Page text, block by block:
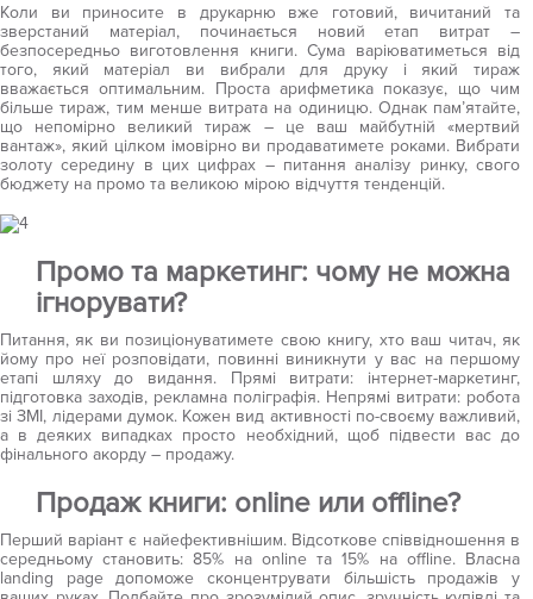
Коли ви приносите в друкарню вже готовий, вичитаний та
зверстаний матеріал, починається новий етап витрат –
безпосередньо виготовлення книги. Сума варіюватиметься від
того, який матеріал ви вибрали для друку і який тираж
вважається оптимальним. Проста арифметика показує, що чим
більше тираж, тим менше витрата на одиницю. Однак пам’ятайте,
що непомірно великий тираж – це ваш майбутній «мертвий
вантаж», який цілком імовірно ви продаватимете роками. Вибрати
золоту середину в цих цифрах – питання аналізу ринку, свого
бюджету на промо та великою мірою відчуття тенденцій.
Промо та маркетинг: чому не можна
ігнорувати?
Питання, як ви позиціонуватимете свою книгу, хто ваш читач, як
йому про неї розповідати, повинні виникнути у вас на першому
етапі шляху до видання. Прямі витрати: інтернет-маркетинг,
підготовка заходів, рекламна поліграфія. Непрямі витрати: робота
зі ЗМІ, лідерами думок. Кожен вид активності по-своєму важливий,
а в деяких випадках просто необхідний, щоб підвести вас до
фінального акорду – продажу.
Продаж книги: online или offline?
Перший варіант є найефективнішим. Відсоткове співвідношення в
середньому становить: 85% на online та 15% на offline. Власна
landing page допоможе сконцентрувати більшість продажів у